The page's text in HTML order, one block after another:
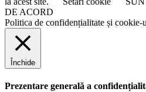
DE ACORD
Politica de confidențialitate și cookie-
Închide
Prezentare generală a